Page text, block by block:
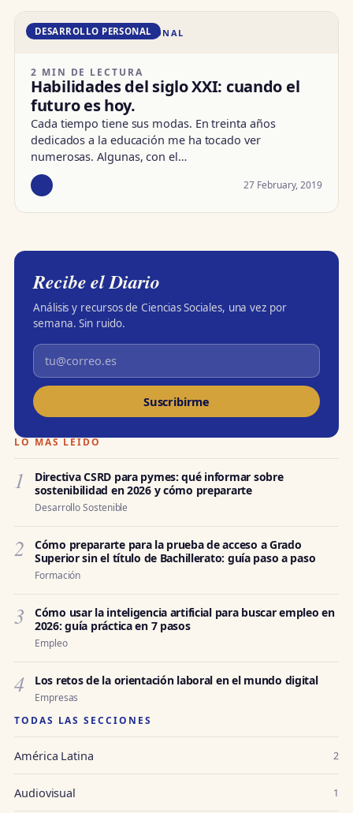
DD · DESARROLLO PERSONAL
DESARROLLO PERSONAL
2 MIN DE LECTURA
Habilidades del siglo XXI: cuando el
futuro es hoy.
Cada tiempo tiene sus modas. En treinta años
dedicados a la educación me ha tocado ver
numerosas. Algunas, con el…
27 February, 2019
Recibe el Diario
Análisis y recursos de Ciencias Sociales, una vez por
semana. Sin ruido.
Suscribirme
LO MÁS LEÍDO
1
Directiva CSRD para pymes: qué informar sobre
sostenibilidad en 2026 y cómo prepararte
Desarrollo Sostenible
2
Cómo prepararte para la prueba de acceso a Grado
Superior sin el título de Bachillerato: guía paso a paso
Formación
3
Cómo usar la inteligencia artificial para buscar empleo en
2026: guía práctica en 7 pasos
Empleo
4 Los retos de la orientación laboral en el mundo digital
Empresas
TODAS LAS SECCIONES
América Latina 2
Audiovisual 1